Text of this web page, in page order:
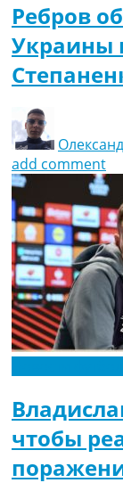
Ребров
Украины
add comment
чтобы